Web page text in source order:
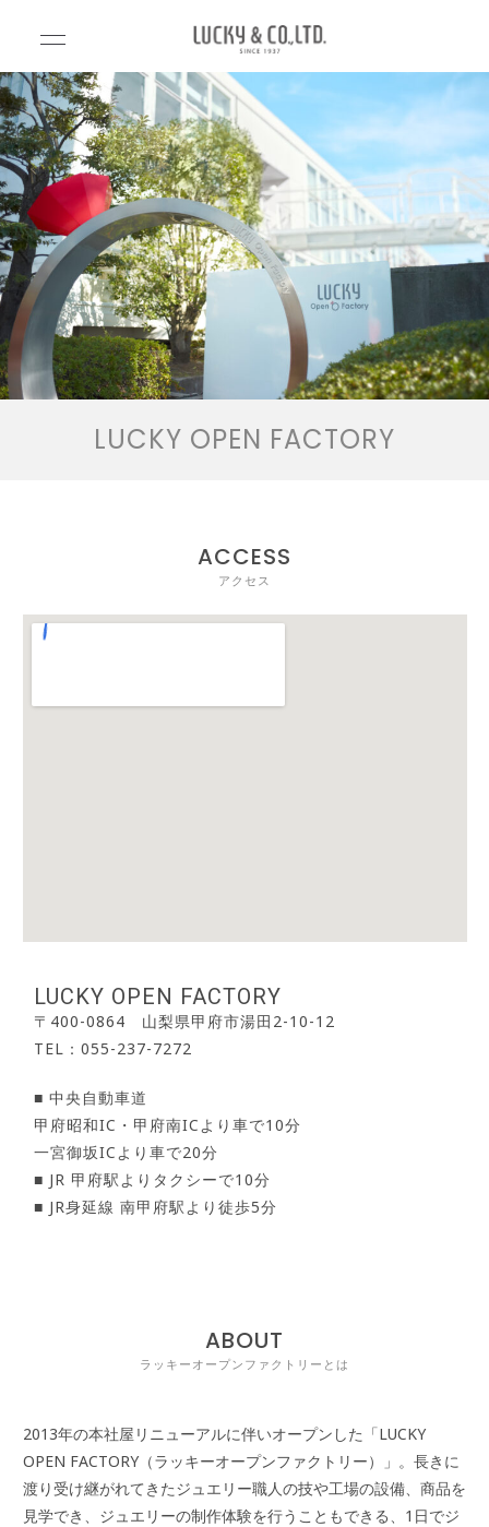
Luck
y&C
o.,Lt
d.
（ラ
ッキ
ーア
ンド
ー）
アンドカンパ
ニー）
LUCKY OPEN FACTORY
ACCESS
アクセス
LUCKY OPEN FACTORY
〒400-0864 山梨県甲府市湯田2-10-12
TEL：055-237-7272
■ 中央自動車道
甲府昭和IC・甲府南ICより車で10分
一宮御坂ICより車で20分
■ JR 甲府駅よりタクシーで10分
■ JR身延線 南甲府駅より徒歩5分
ABOUT
ラッキーオープンファクトリーとは
2013年の本社屋リニューアルに伴いオープンした「LUCKY
OPEN FACTORY（ラッキーオープンファクトリー）」。長きに
渡り受け継がれてきたジュエリー職人の技や工場の設備、商品を
見学でき、ジュエリーの制作体験を行うこともできる、1日でジ